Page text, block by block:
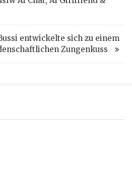
entwickelte sich zu einem
Zungenkuss